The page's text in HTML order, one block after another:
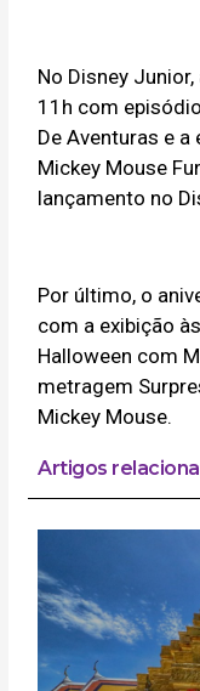
No Disney
11h com
De Aventuras e
Mickey Mouse
lançamento no
Por último, o
com a exibição
Halloween com
metragem
Mickey Mouse.
Artigos